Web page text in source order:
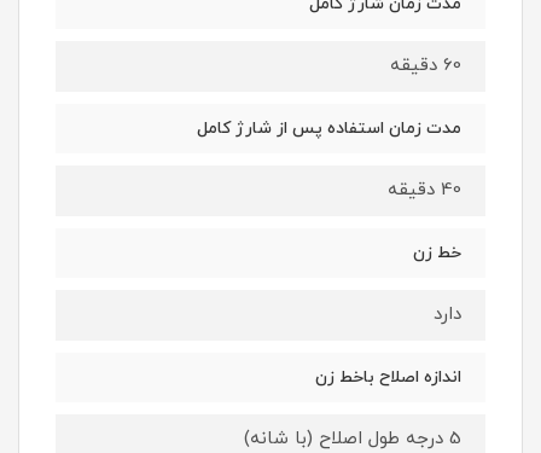
60 دقیقه
مدت زمان استفاده پس از شارژ کامل
40 دقیقه
خط زن
دارد
اندازه اصلاح باخط زن
5 درجه طول اصلاح (با شانه)